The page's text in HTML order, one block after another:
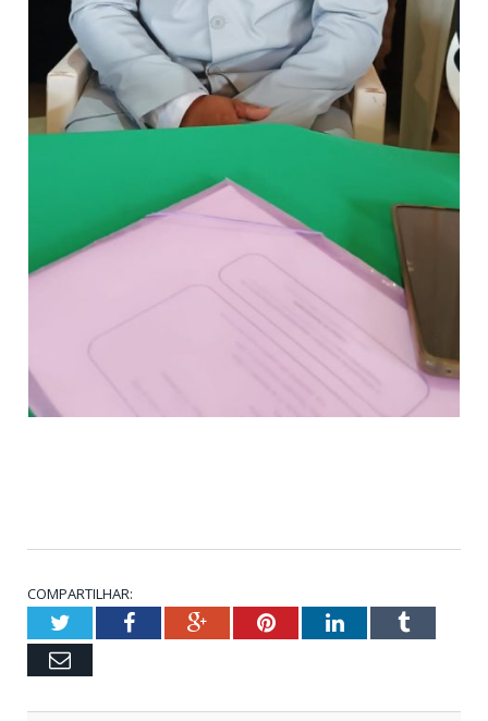
COMPARTILHAR:
TwitterFacebookGoogle+PinterestLinkedInTumblr
Email